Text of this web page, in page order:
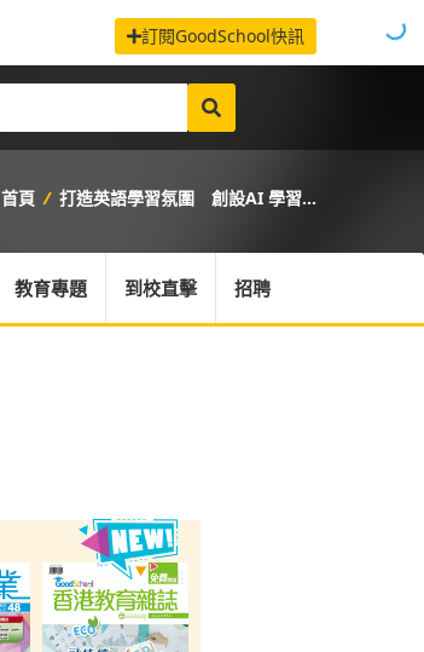
訂閱GoodSchool快訊
首頁 / 打造英語學習氛圍 創設AI 學習...
教育專題 到校直擊 招聘